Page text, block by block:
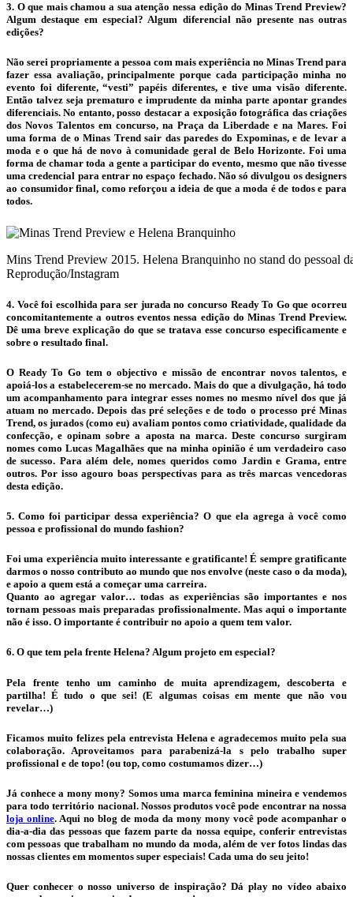
3. O que mais chamou a sua atenção nessa edição do Minas Trend Preview?
Algum destaque em especial? Algum diferencial não presente nas outras
edições?
Não serei propriamente a pessoa com mais experiência no Minas Trend para
fazer essa avaliação, principalmente porque cada participação minha no
evento foi diferente, “vesti” papéis diferentes, e tive uma visão diferente.
Então talvez seja prematuro e imprudente da minha parte apontar grandes
diferenciais. No entanto, posso destacar a exposição fotográfica das criações
dos Novos Talentos em concurso, na Praça da Liberdade e na Mares. Foi
uma forma de o Minas Trend sair das paredes do Expominas, e de levar a
moda e o que há de novo à comunidade geral de Belo Horizonte. Foi uma
forma de chamar toda a gente a participar do evento, mesmo que não tivesse
uma credencial para entrar no espaço fechado. Não só divulgou os designers
ao consumidor final, como reforçou a ideia de que a moda é de todos e para
todos.
Mins Trend Preview 2015. Helena Branquinho no stand do pessoal
Reprodução/Instagram
4. Você foi escolhida para ser jurada no concurso Ready To Go que ocorreu
concomitantemente a outros eventos nessa edição do Minas Trend Preview.
Dê uma breve explicação do que se tratava esse concurso especificamente e
sobre o resultado final.
O Ready To Go tem o objectivo e missão de encontrar novos talentos, e
apoiá-los a estabelecerem-se no mercado. Mais do que a divulgação, há todo
um acompanhamento para integrar esses nomes no mesmo nível dos que já
atuam no mercado. Depois das pré seleções e de todo o processo pré Minas
Trend, os jurados (como eu) avaliam pontos como criatividade, qualidade da
confecção, e opinam sobre a aposta na marca. Deste concurso surgiram
nomes como Lucas Magalhães que na minha opinião é um verdadeiro caso
de sucesso. Para além dele, nomes queridos como Jardin e Grama, entre
outros. Por isso agouro boas perspectivas para as três marcas vencedoras
desta edição.
5. Como foi participar dessa experiência? O que ela agrega à você como
pessoa e profissional do mundo fashion?
Foi uma experiência muito interessante e gratificante! É sempre gratificante
darmos o nosso contributo ao mundo que nos envolve (neste caso o da moda),
e apoio a quem está a começar uma carreira.
Quanto ao agregar valor… todas as experiências são importantes e nos
tornam pessoas mais preparadas profissionalmente. Mas aqui o importante
não é isso. O importante é contribuir no apoio a quem tem valor.
6. O que tem pela frente Helena? Algum projeto em especial?
Pela frente tenho um caminho de muita aprendizagem, descoberta e
partilha! É tudo o que sei! (E algumas coisas em mente que não vou
revelar…)
Ficamos muito felizes pela entrevista Helena e agradecemos muito pela sua
colaboração. Aproveitamos para parabenizá-la s pelo trabalho super
profissional e de topo! (ou top, como costumamos dizer…)
Já conhece a mony mony? Somos uma marca feminina mineira e vendemos
para todo território nacional. Nossos produtos você pode encontrar na nossa
loja online. Aqui no blog de moda da mony mony você pode acompanhar o
dia-a-dia das pessoas que fazem parte da nossa equipe, conferir entrevistas
com pessoas que trabalham no mundo da moda, além de ver fotos lindas das
nossas clientes em momentos super especiais! Cada uma do seu jeito!
Quer conhecer o nosso universo de inspiração? Dá play no vídeo abaixo